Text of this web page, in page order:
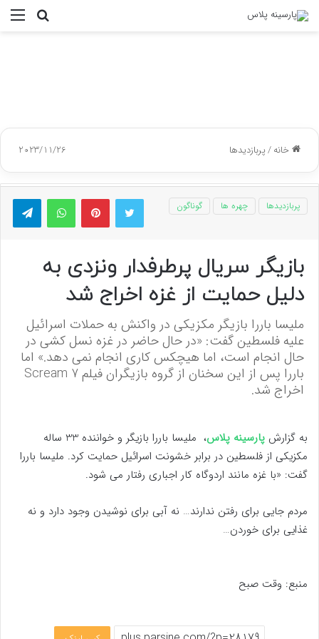
جستجو
خانه/پربازدیدها 2023/11/26
توییتر پینتریستواتس آپ
پربازدیدها چهره ها گوناگون
بازیگر سریال پرطرفدار ونزدی به
دلیل حمایت از غزه اخراج شد
ملیسا باررا بازیگر مکزیکی در واکنش به حملات اسرائیل
علیه فلسطین گفت: «در حال حاضر در غزه نسل کشی در
حال انجام است، اما هیچکس کاری انجام نمی دهد.» اما
باررا پس از این سخنان از گروه بازیگران فیلم Scream 7
اخراج شد.
به گزارش پارسینه پلاس
، ملیسا باررا بازیگر و خواننده 33 ساله
مکزیکی از فلسطین در برابر خشونت اسرائیل حمایت کرد. ملیسا باررا
گفت: «با غزه مانند اردوگاه کار اجباری رفتار می شود.
مردم جایی برای رفتن ندارند… نه آبی برای نوشیدن وجود دارد و نه
غذایی برای خوردن…
منبع: وقت صبح